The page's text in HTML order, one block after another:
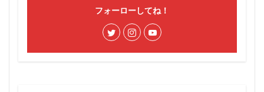
フォーローしてね！